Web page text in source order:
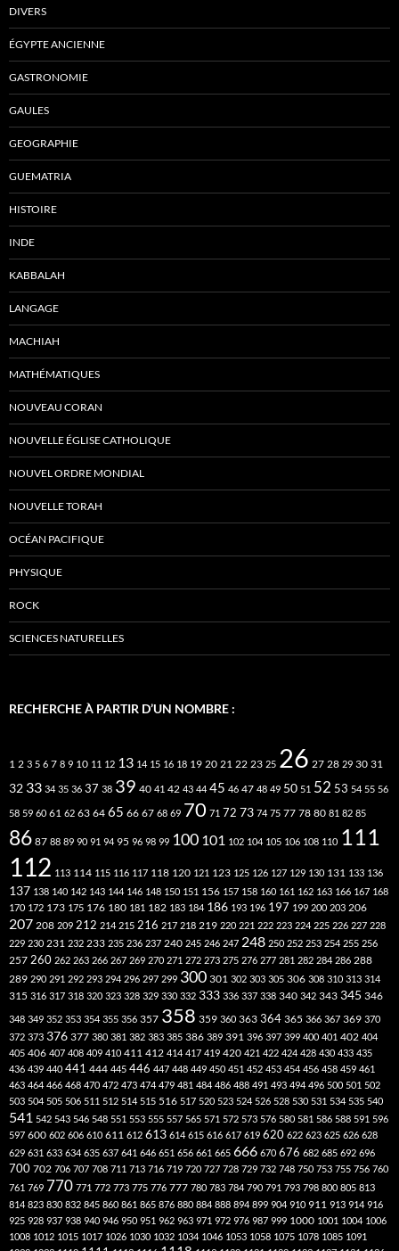
DIVERS
ÉGYPTE ANCIENNE
GASTRONOMIE
GAULES
GEOGRAPHIE
GUEMATRIA
HISTOIRE
INDE
KABBALAH
LANGAGE
MACHIAH
MATHÉMATIQUES
NOUVEAU CORAN
NOUVELLE ÉGLISE CATHOLIQUE
NOUVEL ORDRE MONDIAL
NOUVELLE TORAH
OCÉAN PACIFIQUE
PHYSIQUE
ROCK
SCIENCES NATURELLES
RECHERCHE À PARTIR D’UN NOMBRE :
1 2 3 5 6 7 8 9 10 11 12 13 14 15 16 18 19 20 21 22 23 25 26 27 28 29 30 31
32 33 34 35 36 37 38 39 40 41 42 43 44 45 46 47 48 49 50 51 52 53 54 55 56
58 59 60 61 62 63 64 65 66 67 68 69 70 71 72 73 74 75 77 78 80 81 82 85
86 87 88 89 90 91 94 95 96 98 99 100 101 102 104 105 106 108 110 111
112 113 114 115 116 117 118 120 121 123 125 126 127 129 130 131 133 136
137 138 140 142 143 144 146 148 150 151 156 157 158 160 161 162 163 166 167 168
170 172 173 175 176 180 181 182 183 184 186 193 196 197 199 200 203 206
207 208 209 212 214 215 216 217 218 219 220 221 222 223 224 225 226 227 228
229 230 231 232 233 235 236 237 240 245 246 247 248 250 252 253 254 255 256
257 260 262 263 266 267 269 270 271 272 273 275 276 277 281 282 284 286 288
289 290 291 292 293 294 296 297 299 300 301 302 303 305 306 308 310 313 314
315 316 317 318 320 323 328 329 330 332 333 336 337 338 340 342 343 345 346
348 349 352 353 354 355 356 357 358 359 360 363 364 365 366 367 369 370
372 373 376 377 380 381 382 383 385 386 389 391 396 397 399 400 401 402 404
405 406 407 408 409 410 411 412 414 417 419 420 421 422 424 428 430 433 435
436 439 440 441 444 445 446 447 448 449 450 451 452 453 454 456 458 459 461
463 464 466 468 470 472 473 474 479 481 484 486 488 491 493 494 496 500 501 502
503 504 505 506 511 512 514 515 516 517 520 523 524 526 528 530 531 534 535 540
541 542 543 546 548 551 553 555 557 565 571 572 573 576 580 581 586 588 591 596
597 600 602 606 610 611 612 613 614 615 616 617 619 620 622 623 625 626 628
629 631 633 634 635 637 641 646 651 656 661 665 666 670 676 682 685 692 696
700 702 706 707 708 711 713 716 719 720 727 728 729 732 748 750 753 755 756 760
761 769 770 771 772 773 775 776 777 780 783 784 790 791 793 798 800 805 813
814 823 830 832 845 860 861 865 876 880 884 888 894 899 904 910 911 913 914 916
925 928 937 938 940 946 950 951 962 963 971 972 976 987 999 1000 1001 1004 1006
1008 1012 1015 1017 1026 1030 1032 1034 1046 1053 1058 1075 1078 1085 1091